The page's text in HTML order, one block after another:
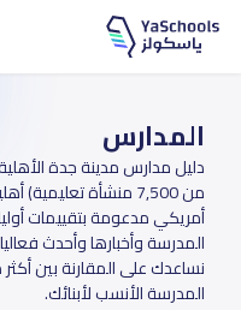
المدارس
من 7,500 منشأة
أمريكي مدعومة بتقييمات
المدرسة وأخبارها وأحدث
نساعدك على المقارنة بين
المدرسة الأنسب لأبنائك.